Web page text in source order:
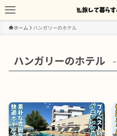
ホーム ハンガリーのホテル
ハンガリーのホテル